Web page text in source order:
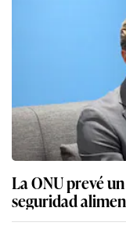
La ONU prevé un
seguridad